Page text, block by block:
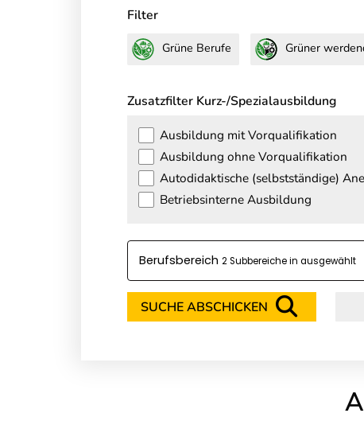
Filter
Grüne Berufe Grüner
Zusatzfilter Kurz-/Spezialausbildung
Ausbildung mit Vorqualifikation
Ausbildung ohne Vorqualifikation
Autodidaktische (selbstständige)
Betriebsinterne Ausbildung
Berufsbereich 2
SUCHE ABSCHICKEN